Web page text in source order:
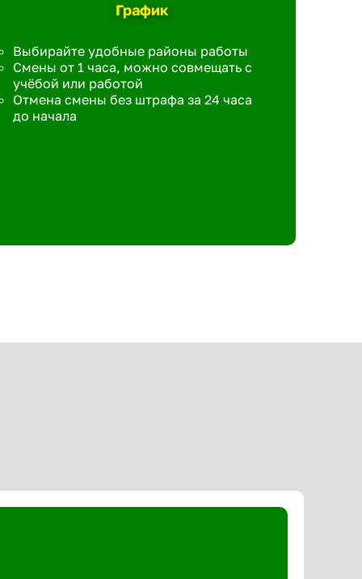
График
Выбирайте удобные районы работы
Смены от 1 часа, можно совмещать с
учёбой или работой
Отмена смены без штрафа за 24 часа
до начала